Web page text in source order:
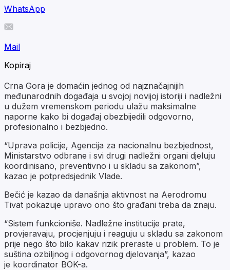
WhatsApp
Mail
Kopiraj
Crna Gora je domaćin jednog od najznačajnijih
međunarodnih događaja u svojoj novijoj istoriji i nadležni
u dužem vremenskom periodu ulažu maksimalne
naporne kako bi događaj obezbijedili odgovorno,
profesionalno i bezbjedno.
“Uprava policije, Agencija za nacionalnu bezbjednost,
Ministarstvo odbrane i svi drugi nadležni organi djeluju
koordinisano, preventivno i u skladu sa zakonom”,
kazao je potpredsjednik Vlade.
Bečić je kazao da današnja aktivnost na Aerodromu
Tivat pokazuje upravo ono što građani treba da znaju.
“Sistem funkcioniše. Nadležne institucije prate,
provjeravaju, procjenjuju i reaguju u skladu sa zakonom
prije nego što bilo kakav rizik preraste u problem. To je
suština ozbiljnog i odgovornog djelovanja”, kazao
je koordinator BOK-a.